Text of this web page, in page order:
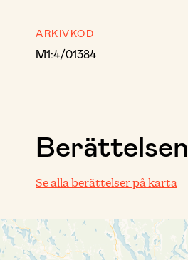
ARKIVKOD
M1:4/01384
Se alla berättelser på karta